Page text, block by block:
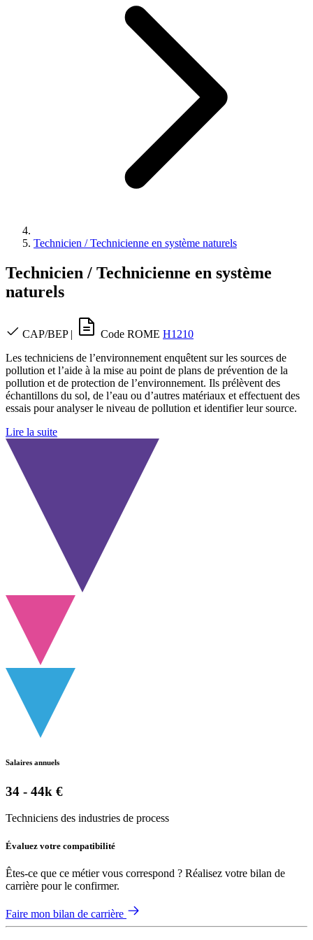
Technicien / Technicienne en système naturels
Technicien / Technicienne en système
naturels
CAP/BEP | Code ROME H1210
Les techniciens de l’environnement enquêtent sur les sources de
pollution et l’aide à la mise au point de plans de prévention de la
pollution et de protection de l’environnement. Ils prélèvent des
échantillons du sol, de l’eau ou d’autres matériaux et effectuent des
essais pour analyser le niveau de pollution et identifier leur source.
Lire la suite
Salaires annuels
34 - 44k €
Techniciens des industries de process
Évaluez votre compatibilité
Êtes-ce que ce métier vous correspond ? Réalisez votre bilan de
carrière pour le confirmer.
Faire mon bilan de carrière